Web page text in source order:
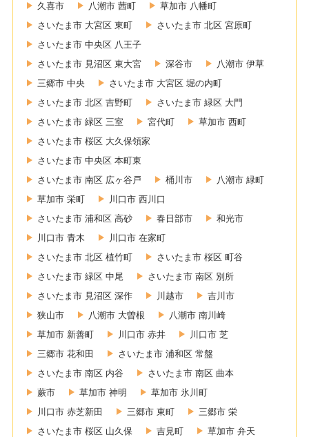
久喜市 八潮市 茜町
草加市 八幡町
さいたま市 大宮区 東町
さいたま市 北区 宮原町
さいたま市 中央区 八王子
さいたま市 見沼区 東大宮
深谷市
八潮市 伊草
三郷市 中央
さいたま市 大宮区 堀の内町
さいたま市 北区 吉野町
さいたま市 緑区 大門
さいたま市 緑区 三室
宮代町
草加市 西町
さいたま市 桜区 大久保領家
さいたま市 中央区 本町東
さいたま市 南区 広ヶ谷戸
桶川市
八潮市 緑町
草加市 栄町
川口市 西川口
さいたま市 浦和区 高砂
春日部市
和光市
川口市 青木
川口市 在家町
さいたま市 北区 植竹町
さいたま市 桜区 町谷
さいたま市 緑区 中尾
さいたま市 南区 別所
さいたま市 見沼区 深作
川越市
吉川市
狭山市
八潮市 大曽根
八潮市 南川崎
草加市 新善町
川口市 赤井
川口市 芝
三郷市 花和田
さいたま市 浦和区 常盤
さいたま市 南区 内谷
さいたま市 南区 曲本
蕨市
草加市 神明
草加市 氷川町
川口市 赤芝新田
三郷市 東町
三郷市 栄
さいたま市 桜区 山久保
吉見町
草加市 弁天